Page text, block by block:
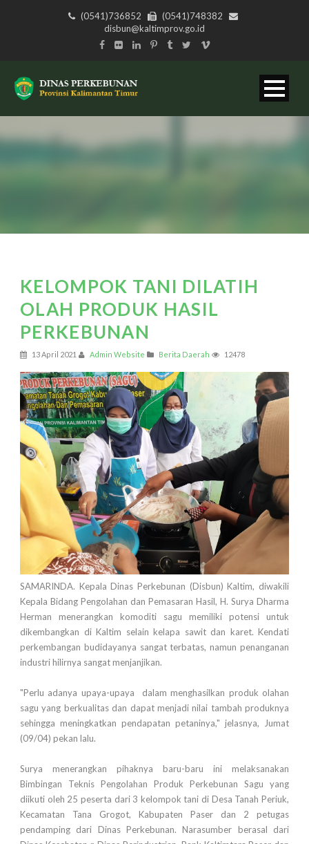
(0541)736852
(0541)748382
disbun@kaltimprov.go.id
KELOMPOK TANI DILATIH
OLAH PRODUK HASIL
PERKEBUNAN
13 April 2021 Admin Website Berita Daerah 12478
SAMARINDA. Kepala Dinas Perkebunan (Disbun) Kaltim, diwakili
Kepala Bidang Pengolahan dan Pemasaran Hasil, H. Surya Dharma
Herman menerangkan komoditi sagu memiliki potensi untuk
dikembangkan di Kaltim selain kelapa sawit dan karet. Kendati
perkembangan budidayanya sangat terbatas, namun penanganan
industri hilirnya sangat menjanjikan.
"Perlu adanya upaya-upaya dalam menghasilkan produk olahan
sagu yang berkualitas dan dapat menjadi nilai tambah produknya
sehingga meningkatkan pendapatan petaninya," jelasnya, Jumat
(09/04) pekan lalu.
Surya menerangkan pihaknya baru-baru ini melaksanakan
Bimbingan Teknis Pengolahan Produk Perkebunan Sagu yang
diikuti oleh 25 peserta dari 3 kelompok tani di Desa Tanah Periuk,
Kecamatan Tana Grogot, Kabupaten Paser dan 2 petugas
pendamping dari Dinas Perkebunan. Narasumber berasal dari